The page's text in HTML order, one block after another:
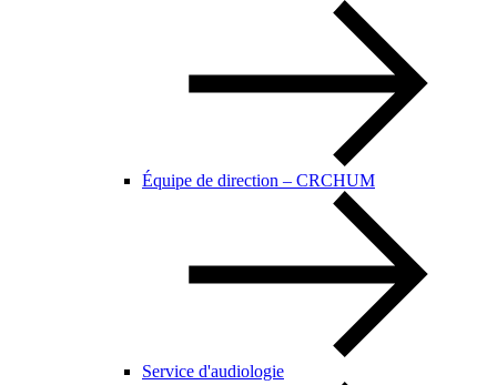
Équipe de direction – CRCHUM
Service d'audiologie